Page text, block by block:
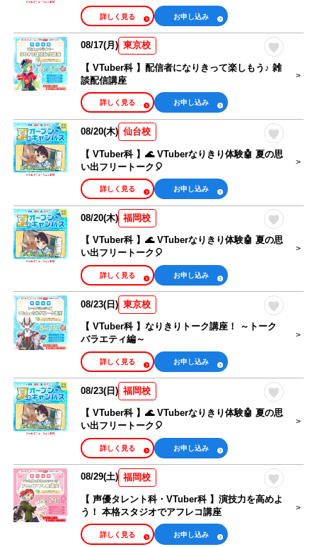
お申し込み
詳しく見る
08/17(月) 東京校
【 VTuber科 】配信者になりきって楽しもう♪ 雑
談配信講座
お申し込み
詳しく見る
08/20(木) 仙台校
【 VTuber科 】🌊 VTuberなりきり体験🤖 夏の思
い出フリートーク🎈
お申し込み
詳しく見る
08/20(木) 福岡校
【 VTuber科 】🌊 VTuberなりきり体験🤖 夏の思
い出フリートーク🎈
お申し込み
詳しく見る
08/23(日) 東京校
【 VTuber科 】なりきりトーク講座！ ～トーク
バラエティ編～
お申し込み
詳しく見る
08/23(日) 福岡校
【 VTuber科 】🌊 VTuberなりきり体験🤖 夏の思
い出フリートーク🎈
お申し込み
詳しく見る
08/29(土) 福岡校
【 声優タレント科・VTuber科 】演技力を高めよ
う！ 本格スタジオでアフレコ講座
お申し込み
詳しく見る